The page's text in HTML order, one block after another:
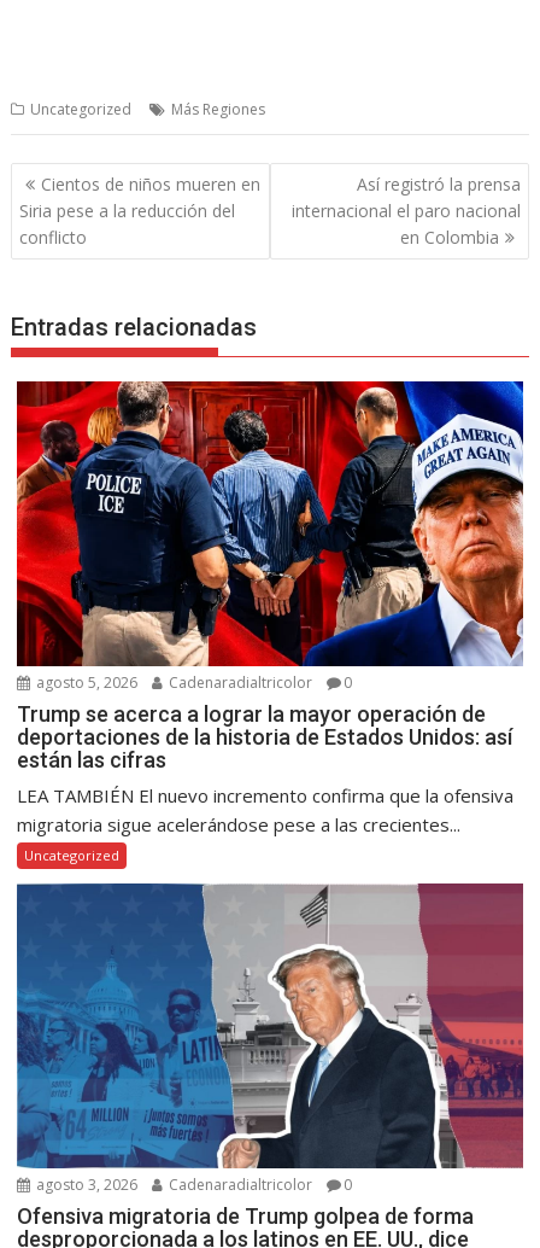
Uncategorized Más Regiones
Navegación
de
entradas
Cientos de niños mueren en
Siria pese a la reducción del
conflicto
Así registró la prensa
internacional el paro nacional
en Colombia
Entradas relacionadas
agosto 5, 2026 Cadenaradialtricolor 0
Trump se acerca a lograr la mayor operación de
deportaciones de la historia de Estados Unidos: así
están las cifras
LEA TAMBIÉN El nuevo incremento confirma que la ofensiva
migratoria sigue acelerándose pese a las crecientes...
Uncategorized
agosto 3, 2026 Cadenaradialtricolor 0
Ofensiva migratoria de Trump golpea de forma
desproporcionada a los latinos en EE. UU., dice